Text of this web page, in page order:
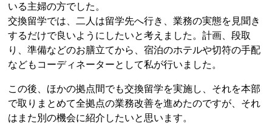
いる主婦の方でした。
交換留学では、二人は留学先へ行き、業務の実態を見聞き
するだけで良いようにしたいと考えました。計画、段取
り、準備などのお膳立てから、宿泊のホテルや切符の手配
などもコーディネーターとして私が行いました。
この後、ほかの拠点間でも交換留学を実施し、それを本部
で取りまとめて全拠点の業務改善を進めたのですが、それ
はまた別の機会に紹介したいと思います。